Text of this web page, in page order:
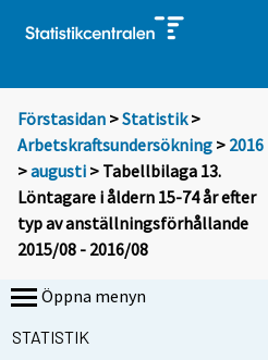
Förstasidan >Statistik >
Arbetskraftsundersökning > 2016
>augusti > Tabellbilaga 13.
Löntagare i åldern 15-74 år efter
typ av anställningsförhållande
2015/08 - 2016/08
Öppna menyn
STATISTIK